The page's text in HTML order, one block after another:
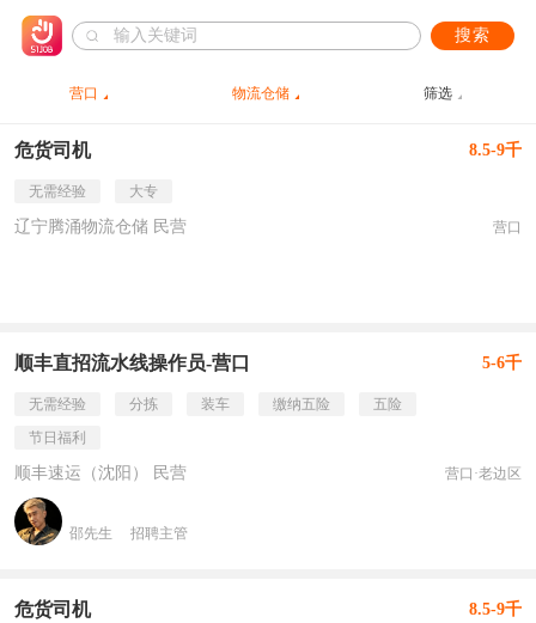
搜索
营口 物流仓储 筛选
危货司机 8.5-9千
无需经验 大专
辽宁腾涌物流仓储 民营 营口
顺丰直招流水线操作员-营口 5-6千
无需经验 分拣 装车 缴纳五险
五险
节日福利
顺丰速运（沈阳） 民营 营口·老边区
邵先生 招聘主管
危货司机 8.5-9千